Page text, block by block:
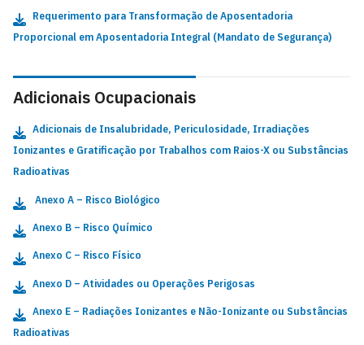
Requerimento para Transformação de Aposentadoria
Proporcional em Aposentadoria Integral (Mandato de Segurança)
Adicionais Ocupacionais
Adicionais de Insalubridade, Periculosidade, Irradiações
Ionizantes e Gratificação por Trabalhos com Raios-X ou Substâncias
Radioativas
Anexo A – Risco Biológico
Anexo B – Risco Químico
Anexo C – Risco Físico
Anexo D – Atividades ou Operações Perigosas
Anexo E – Radiações Ionizantes e Não-Ionizante ou Substâncias
Radioativas